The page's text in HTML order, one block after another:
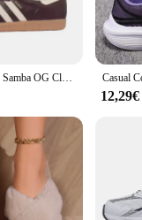
Adidas Originals Samba OG Classic Retro Comode Scarpe da tavolo casual Allenamento tedesco per uomo e donna
12,29€